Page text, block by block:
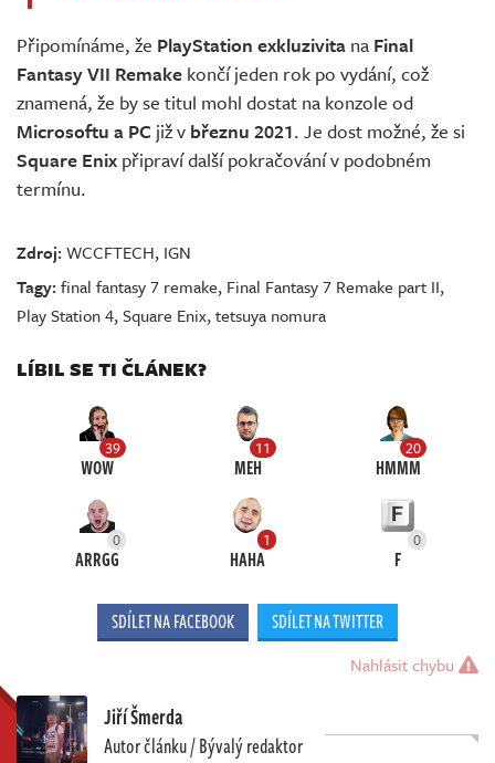
Připomínáme, že PlayStation exkluzivita na Final
Fantasy VII Remake končí jeden rok po vydání, což
znamená, že by se titul mohl dostat na konzole od
Microsoftu a PC již v březnu 2021. Je dost možné, že si
Square Enix připraví další pokračování v podobném
termínu.
Zdroj:WCCFTECH, IGN
Tagy:final fantasy 7 remake, Final Fantasy 7 Remake part II,
Play Station 4,Square Enix,tetsuya nomura
LÍBIL SE TI ČLÁNEK?
39
WOW
11
MEH
20
HMMM
0
ARRGG
1
HAHA
0
F
SDÍLET NA FACEBOOK SDÍLET NA TWITTER
Nahlásit chybu
Jiří Šmerda
Autor článku / Bývalý redaktor